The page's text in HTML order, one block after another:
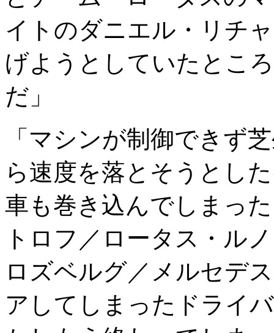
イトのダニエル・リチ
げようとしていたとこ
だ」
「マシンが制御できず
ら速度を落とそうとし
車も巻き込んでしまっ
トロフ／ロータス・ル
ロズベルグ／メルセデ
アしてしまったドライ